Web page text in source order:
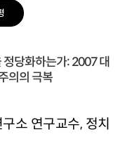
정당화하는가: 2007 대
의의 극복
소 연구교수, 정치